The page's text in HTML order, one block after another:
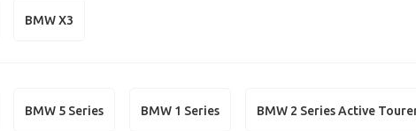
BMW X3
BMW 5 Series BMW 1 Series BMW 2 Series Active